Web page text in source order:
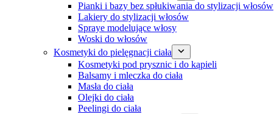
Pianki i bazy bez spłukiwania do stylizacji włosów
Lakiery do stylizacji włosów
Spraye modelujące włosy
Woski do włosów
Kosmetyki do pielęgnacji ciała
Kosmetyki pod prysznic i do kąpieli
Balsamy i mleczka do ciała
Masła do ciała
Olejki do ciała
Peelingi do ciała